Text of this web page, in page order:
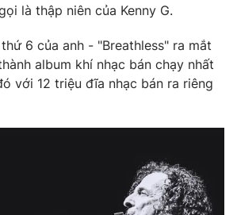
Bất động sản
Tấm lòng Việt
là thập niên của Kenny G.
6 của anh - "Breathless" ra mắt
album khí nhạc bán chạy nhất
với 12 triệu đĩa nhạc bán ra riêng